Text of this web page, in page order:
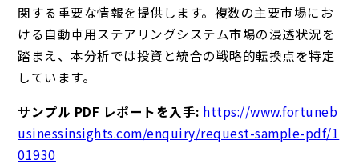
関する重要な情報を提供します。複数の主要市場にお
ける自動車用ステアリングシステム市場の浸透状況を
踏まえ、本分析では投資と統合の戦略的転換点を特定
しています。
サンプル PDF レポートを入手: https://www.fortuneb
usinessinsights.com/enquiry/request-sample-pdf/1
01930